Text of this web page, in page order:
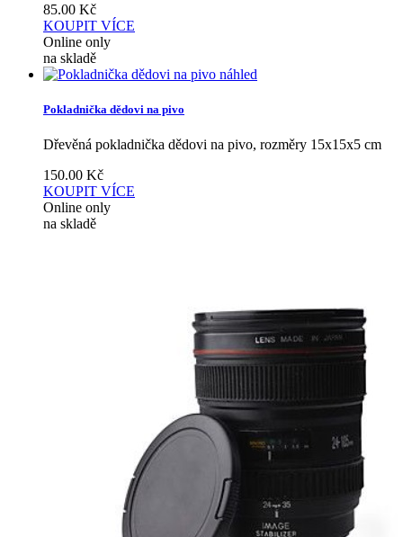
85.00 Kč
KOUPIT VÍCE
Online only
na skladě
náhled
Pokladnička dědovi na pivo
Dřevěná pokladnička dědovi na pivo, rozměry 15x15x5 cm
150.00 Kč
KOUPIT VÍCE
Online only
na skladě